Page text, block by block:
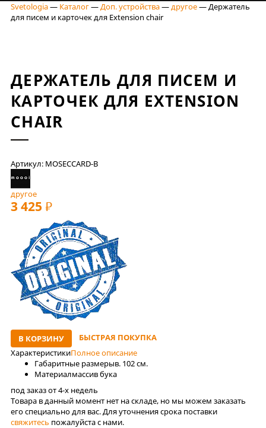
Svetologia— Каталог— Доп. устройства— другое— Держатель
для писем и карточек для Extension chair
ДЕРЖАТЕЛЬ ДЛЯ ПИСЕМ И
КАРТОЧЕК ДЛЯ EXTENSION
CHAIR
Артикул: MOSECCARD-B
другое
3 425 РУБ
В КОРЗИНУ
БЫСТРАЯ ПОКУПКА
ХарактеристикиПолное описание
Габаритные размерыв. 102 см.
Материалмассив бука
под заказ от 4-x недель
Товара в данный момент нет на складе, но мы можем заказать
его специально для вас. Для уточнения срока поставки
свяжитесь пожалуйста с нами.